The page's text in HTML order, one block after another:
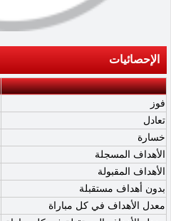
الإحصائيات
فوز
تعادل
خسارة
الأهداف المسجلة
الأهداف المقبولة
بدون أهداف مستقبلة
معدل الأهداف في كل مباراة